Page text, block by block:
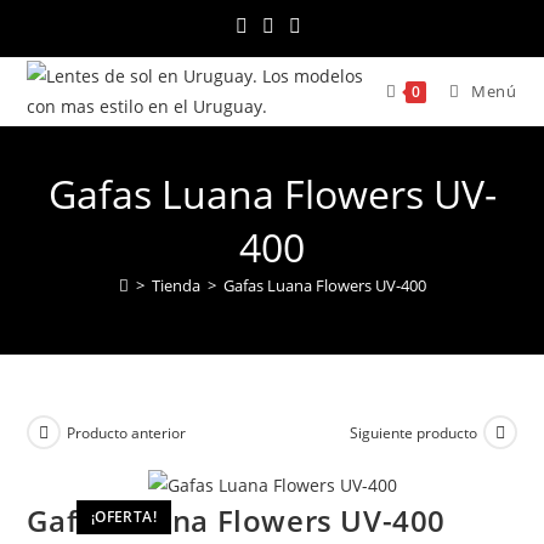
contenido
0 Menú
Gafas Luana Flowers UV-
400
> Tienda > Gafas Luana Flowers UV-400
¡OFERTA!
Producto anterior Siguiente producto
Gafas Luana Flowers UV-400